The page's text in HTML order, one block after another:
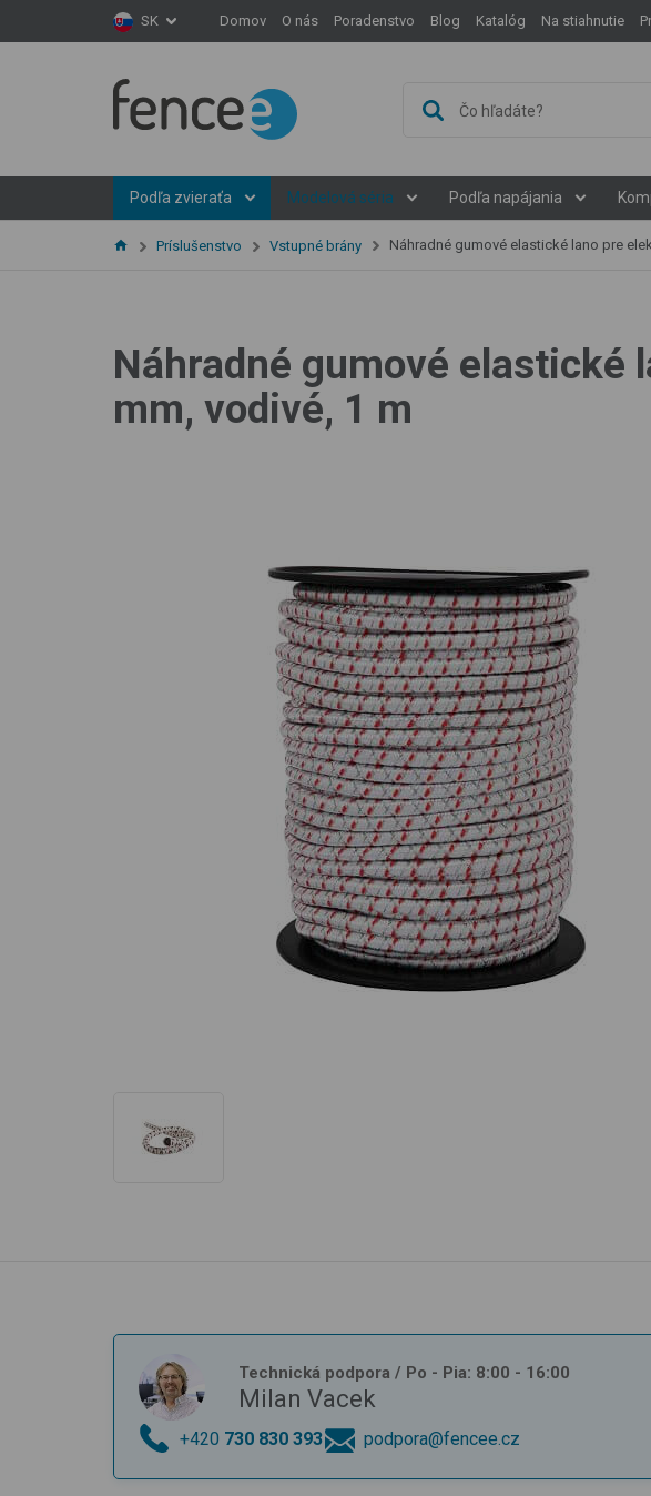
SK Domov O nás Poradenstvo Blog Katalóg Na stiahnutie
Podľa zvieraťa Modelová séria Podľa napájania
Príslušenstvo Vstupné brány Náhradné gumové elastické lano pre elektrické
Náhradné gumové elastické
mm, vodivé, 1 m
Technická podpora / Po - Pia: 8:00 - 16:00
Milan Vacek
+420 730 830 393 podpora@fencee.cz